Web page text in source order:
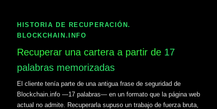
HISTORIA DE RECUPERACIÓN.
BLOCKCHAIN.INFO
Recuperar una cartera a partir de 17
palabras memorizadas
El cliente tenía parte de una antigua frase de seguridad de
Blockchain.info —17 palabras— en un formato que la página web
actual no admite. Recuperarla supuso un trabajo de fuerza bruta,